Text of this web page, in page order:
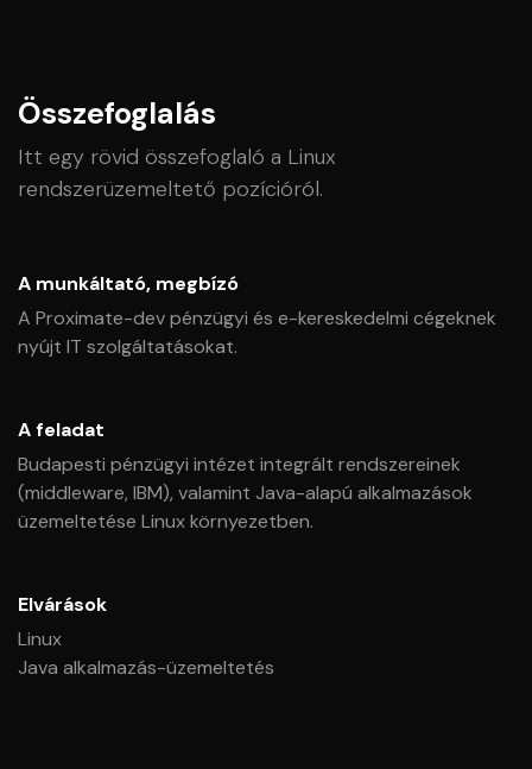
Összefoglalás
Itt egy rövid összefoglaló a Linux
rendszerüzemeltető pozícióról.
A munkáltató, megbízó
A Proximate-dev pénzügyi és e-kereskedelmi cégeknek
nyújt IT szolgáltatásokat.
A feladat
Budapesti pénzügyi intézet integrált rendszereinek
(middleware, IBM), valamint Java-alapú alkalmazások
üzemeltetése Linux környezetben.
Elvárások
Linux
Java alkalmazás-üzemeltetés